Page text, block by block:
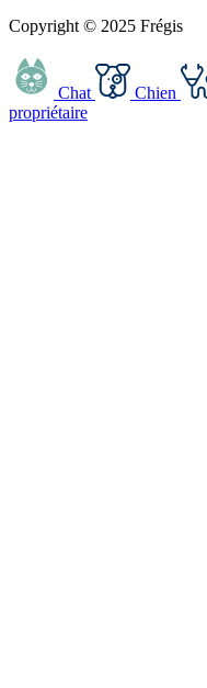
Copyright © 2025 Frégis
Chat Chien
propriétaire